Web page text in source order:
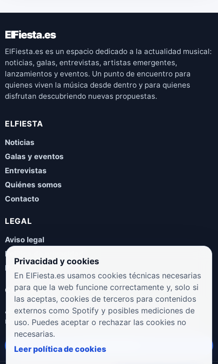
ElFiesta.es
ElFiesta.es es un espacio dedicado a la actualidad musical:
noticias, galas, entrevistas, artistas emergentes,
lanzamientos y eventos. Un punto de encuentro para
quienes viven la música desde dentro y para quienes
disfrutan descubriendo nuevas propuestas.
ELFIESTA
Noticias
Galas y eventos
Entrevistas
Quiénes somos
Contacto
LEGAL
Aviso legal
Política de privacidad
Política de cookies
COLABORA
¿Eres artista, manager, sello o promotor? Envíanos tus
novedades, galas, entrevistas o propuestas musicales.
Enviar propuesta
Privacidad y cookies
En ElFiesta.es usamos cookies técnicas necesarias
para que la web funcione correctamente y, solo si
las aceptas, cookies de terceros para contenidos
externos como Spotify y posibles mediciones de
uso. Puedes aceptar o rechazar las cookies no
necesarias.
Leer política de cookies